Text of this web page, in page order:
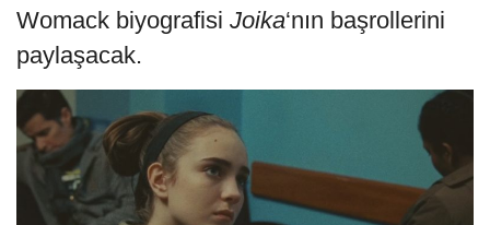
Womack biyografisi Joika‘nın başrollerini
paylaşacak.